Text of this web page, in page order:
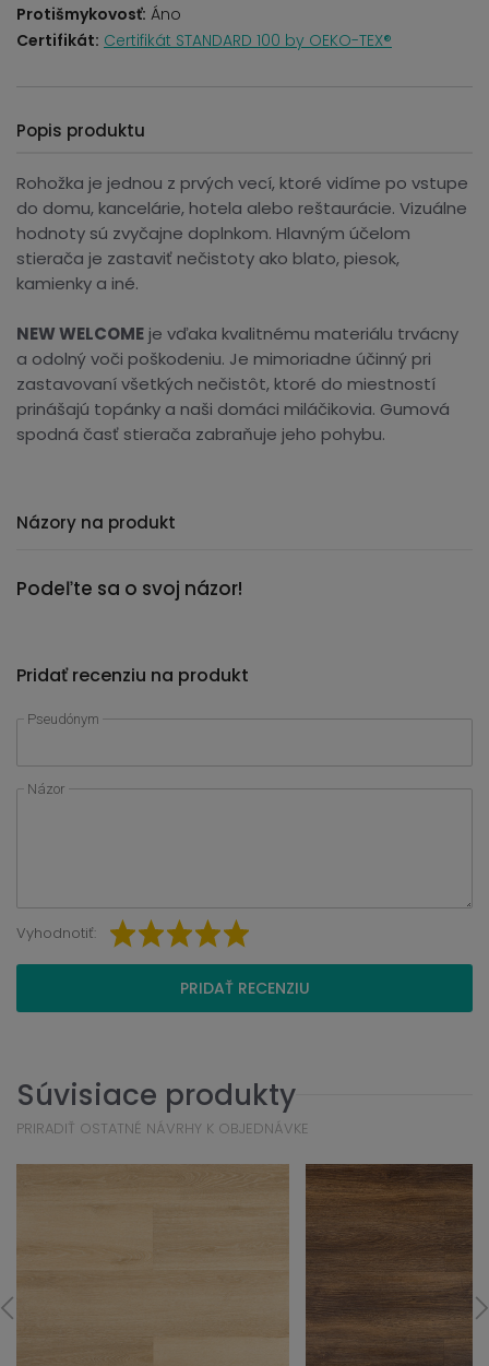
Protišmykovosť: Áno
Certifikát: Certifikát STANDARD 100 by OEKO-TEX®
Popis produktu
Rohožka je jednou z prvých vecí, ktoré vidíme po vstupe
do domu, kancelárie, hotela alebo reštaurácie. Vizuálne
hodnoty sú zvyčajne doplnkom. Hlavným účelom
stierača je zastaviť nečistoty ako blato, piesok,
kamienky a iné.
NEW WELCOME je vďaka kvalitnému materiálu trvácny
a odolný voči poškodeniu. Je mimoriadne účinný pri
zastavovaní všetkých nečistôt, ktoré do miestností
prinášajú topánky a naši domáci miláčikovia. Gumová
spodná časť stierača zabraňuje jeho pohybu.
Názory na produkt
Podeľte sa o svoj názor!
Pridať recenziu na produkt
Pseudónym
Názor
Vyhodnotiť:
PRIDAŤ RECENZIU
Súvisiace produkty
PRIRADIŤ OSTATNÉ NÁVRHY K OBJEDNÁVKE